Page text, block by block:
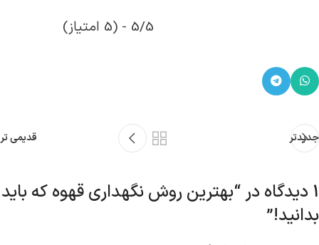
5/5 - (5 امتیاز)
جدیدتر قدیمی تر
1 دیدگاه در “
بهترین روش نگهداری قهوه که باید
بدانید!”